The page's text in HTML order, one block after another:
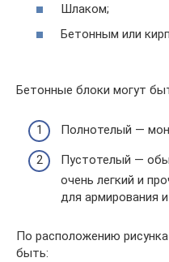
Шлаком;
Бетонным или
Бетонные блоки могут
Полнотелый —
Пустотелый —
очень легкий и
для армирования
По расположению
быть: